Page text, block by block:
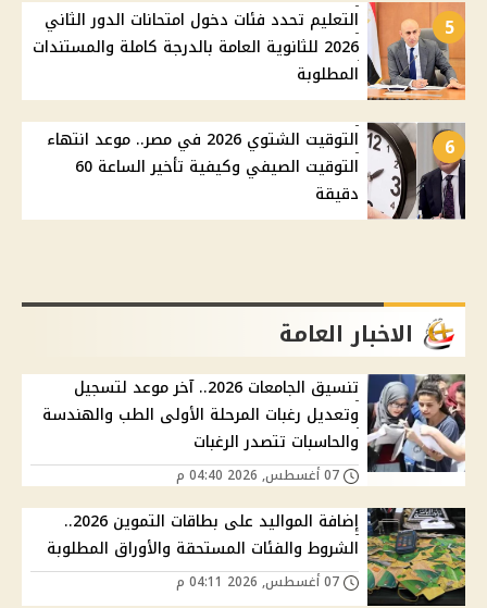
5
التعليم تحدد فئات دخول امتحانات الدور الثاني
2026 للثانوية العامة بالدرجة كاملة والمستندات
المطلوبة
6
التوقيت الشتوي 2026 في مصر.. موعد انتهاء
التوقيت الصيفي وكيفية تأخير الساعة 60
دقيقة
الاخبار العامة
تنسيق الجامعات 2026.. آخر موعد لتسجيل
وتعديل رغبات المرحلة الأولى الطب والهندسة
والحاسبات تتصدر الرغبات
إضافة المواليد على بطاقات التموين 2026..
الشروط والفئات المستحقة والأوراق المطلوبة